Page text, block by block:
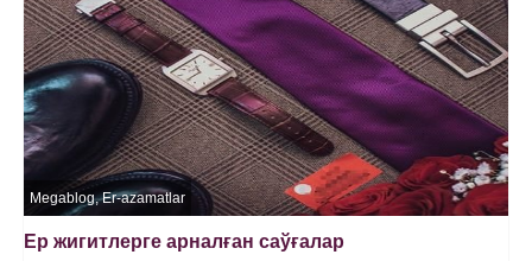
Megablog,Er-azamatlar
Ер жигитлерге арналған саўғалар